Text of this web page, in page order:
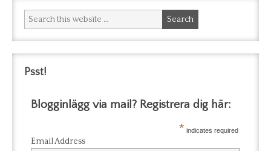
Psst!
Blogginlägg via mail? Registrera dig här:
* indicates required
Email Address